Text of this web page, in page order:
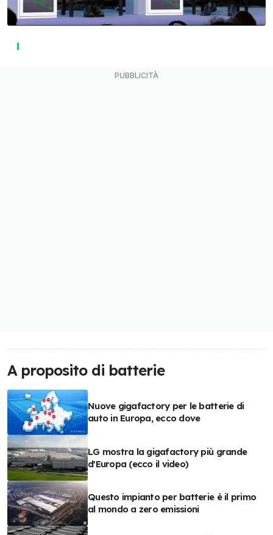
A proposito di batterie
Nuove gigafactory per le batterie di
auto in Europa, ecco dove
LG mostra la gigafactory più grande
d'Europa (ecco il video)
Questo impianto per batterie è il primo
al mondo a zero emissioni